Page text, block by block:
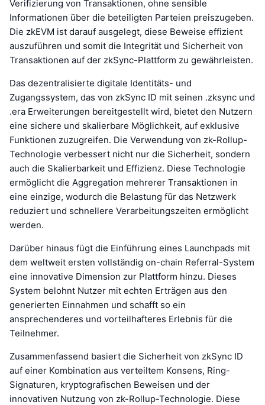
Verifizierung von Transaktionen, ohne sensible
Informationen über die beteiligten Parteien preiszugeben.
Die zkEVM ist darauf ausgelegt, diese Beweise effizient
auszuführen und somit die Integrität und Sicherheit von
Transaktionen auf der zkSync-Plattform zu gewährleisten.
Das dezentralisierte digitale Identitäts- und
Zugangssystem, das von zkSync ID mit seinen .zksync und
.era Erweiterungen bereitgestellt wird, bietet den Nutzern
eine sichere und skalierbare Möglichkeit, auf exklusive
Funktionen zuzugreifen. Die Verwendung von zk-Rollup-
Technologie verbessert nicht nur die Sicherheit, sondern
auch die Skalierbarkeit und Effizienz. Diese Technologie
ermöglicht die Aggregation mehrerer Transaktionen in
eine einzige, wodurch die Belastung für das Netzwerk
reduziert und schnellere Verarbeitungszeiten ermöglicht
werden.
Darüber hinaus fügt die Einführung eines Launchpads mit
dem weltweit ersten vollständig on-chain Referral-System
eine innovative Dimension zur Plattform hinzu. Dieses
System belohnt Nutzer mit echten Erträgen aus den
generierten Einnahmen und schafft so ein
ansprechenderes und vorteilhafteres Erlebnis für die
Teilnehmer.
Zusammenfassend basiert die Sicherheit von zkSync ID
auf einer Kombination aus verteiltem Konsens, Ring-
Signaturen, kryptografischen Beweisen und der
innovativen Nutzung von zk-Rollup-Technologie. Diese